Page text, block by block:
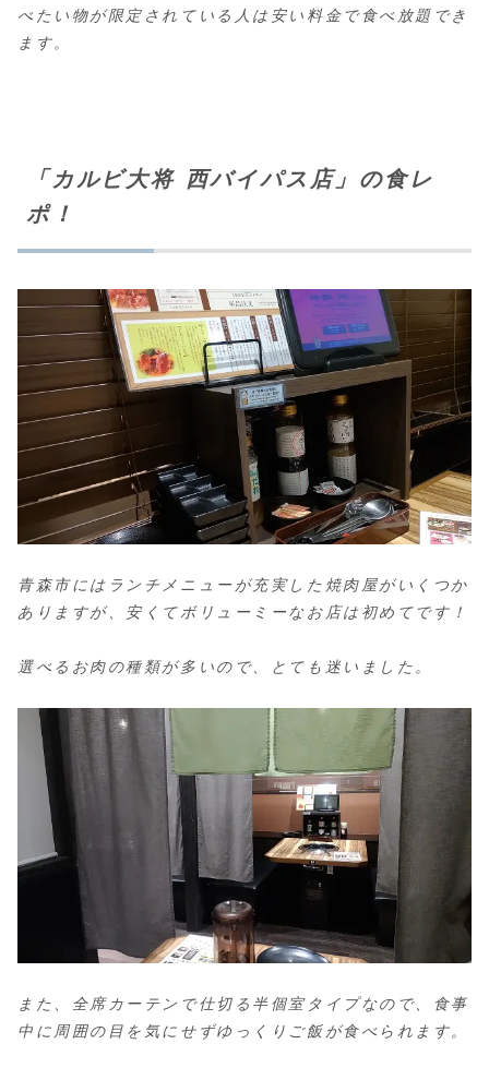
べたい物が限定されている人は安い料金で食べ放題でき
ます。
「カルビ大将 西バイパス店」の食レ
ポ！
青森市にはランチメニューが充実した焼肉屋がいくつか
ありますが、安くてボリューミーなお店は初めてです！
選べるお肉の種類が多いので、とても迷いました。
また、全席カーテンで仕切る半個室タイプなので、食事
中に周囲の目を気にせずゆっくりご飯が食べられます。